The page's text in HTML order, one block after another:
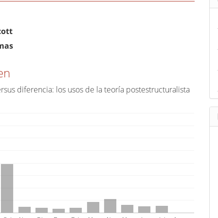
diferencia: los usos de la teoría postestructuralista
a
c
l